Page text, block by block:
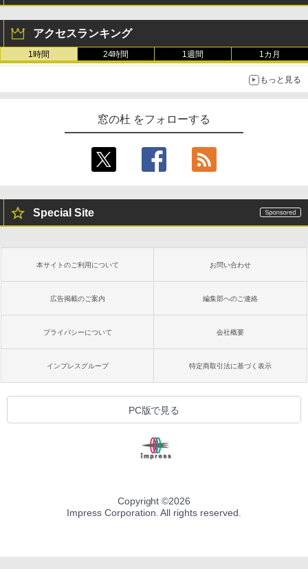
アクセスランキング
1時間 24時間 1週間 1カ月
もっと見る
窓の杜 をフォローする
Special Site
本サイトのご利用について お問い合わせ
広告掲載のご案内 編集部へのご連絡
プライバシーについて 会社概要
インプレスグループ 特定商取引法に基づく表示
PC版で見る
Copyright ©2026
Impress Corporation. All rights reserved.